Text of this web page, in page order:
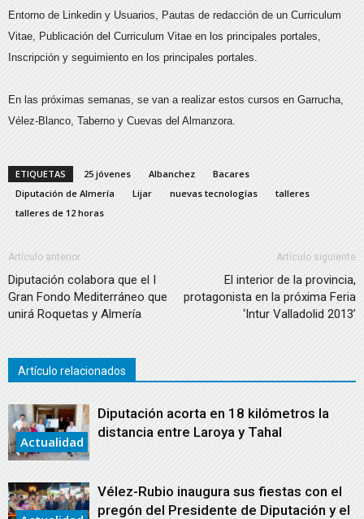
Entorno de Linkedin y Usuarios, Pautas de redacción de un Curriculum
Vitae, Publicación del Curriculum Vitae en los principales portales,
Inscripción y seguimiento en los principales portales.
En las próximas semanas, se van a realizar estos cursos en Garrucha,
Vélez-Blanco, Taberno y Cuevas del Almanzora.
ETIQUETAS 25 jóvenes Albanchez
Bacares
Diputación de Almería
Lijar nuevas tecnologías
talleres
talleres de 12 horas
Artículo anterior
Diputación colabora que el I
Gran Fondo Mediterráneo que
unirá Roquetas y Almería
Artículo siguiente
El interior de la provincia,
protagonista en la próxima Feria
‘Intur Valladolid 2013’
Artículo relacionados
Actualidad
Diputación acorta en 18 kilómetros la
distancia entre Laroya y Tahal
Vélez-Rubio inaugura sus fiestas con el
pregón del Presidente de Diputación y el